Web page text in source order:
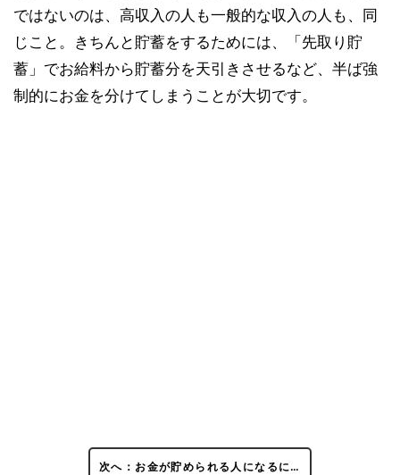
ではないのは、高収入の人も一般的な収入の人も、同
じこと。きちんと貯蓄をするためには、「先取り貯
蓄」でお給料から貯蓄分を天引きさせるなど、半ば強
制的にお金を分けてしまうことが大切です。
次へ：お金が貯められる人になるに…